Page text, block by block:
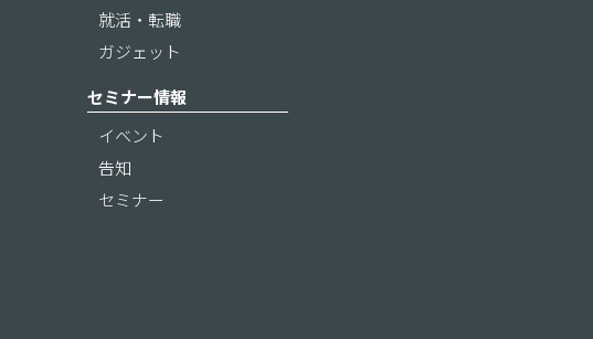
就活・転職
ガジェット
セミナー情報
イベント
告知
セミナー